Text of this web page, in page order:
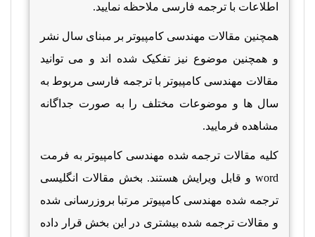
اطلاعات با ترجمه فارسی ملاحظه نمایید.
همچنین مقالات مهندسی کامپیوتر بر مبنای سال نشر
و همچنین موضوع نیز تفکیک شده اند و می توانید
مقالات مهندسی کامپیوتر با ترجمه فارسی مربوط به
سال ها و موضوعات مختلف را به صورت جداگانه
مشاهده فرمایید.
کلیه مقالات ترجمه شده مهندسی کامپیوتر به فرمت
word و قابل ویرایش هستند. بخش مقالات انگلیسی
ترجمه شده مهندسی کامپیوتر مرتبا بروزرسانی شده
و مقالات ترجمه شده بیشتری در این بخش قرار داده